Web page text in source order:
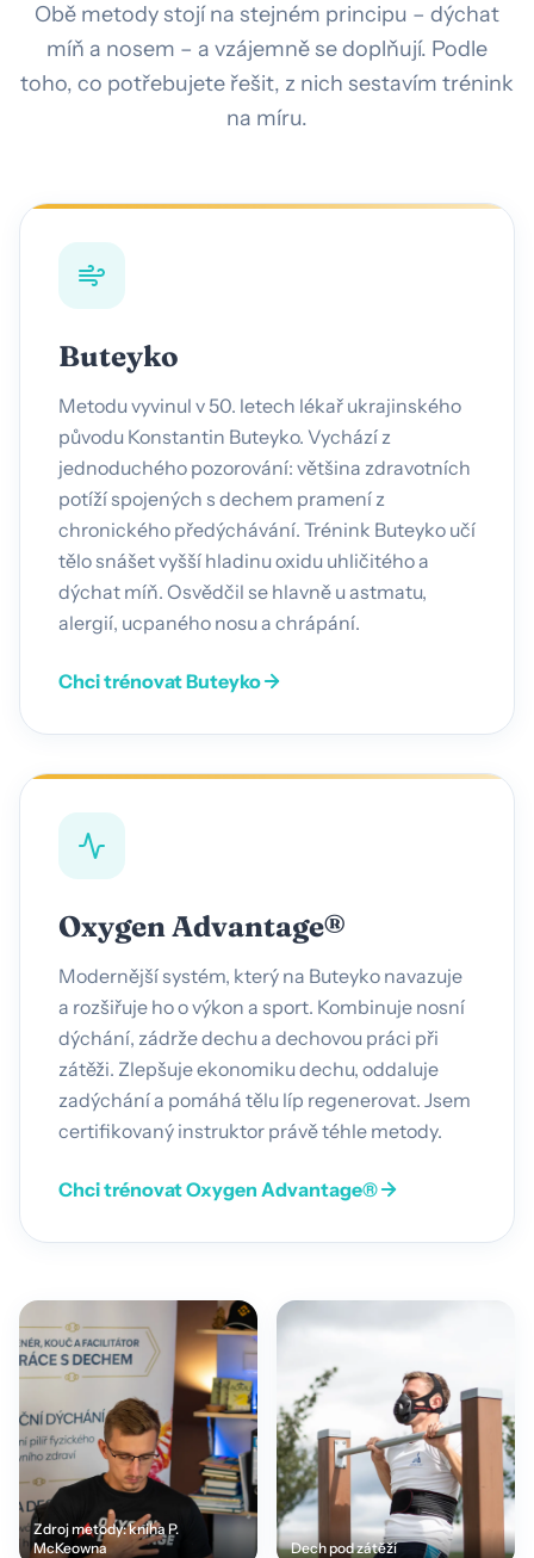
Obě metody stojí na stejném principu – dýchat
míň a nosem – a vzájemně se doplňují. Podle
toho, co potřebujete řešit, z nich sestavím trénink
na míru.
Buteyko
Metodu vyvinul v 50. letech lékař ukrajinského
původu Konstantin Buteyko. Vychází z
jednoduchého pozorování: většina zdravotních
potíží spojených s dechem pramení z
chronického předýchávání. Trénink Buteyko učí
tělo snášet vyšší hladinu oxidu uhličitého a
dýchat míň. Osvědčil se hlavně u astmatu,
alergií, ucpaného nosu a chrápání.
Chci trénovat Buteyko
Oxygen Advantage®
Modernější systém, který na Buteyko navazuje
a rozšiřuje ho o výkon a sport. Kombinuje nosní
dýchání, zádrže dechu a dechovou práci při
zátěži. Zlepšuje ekonomiku dechu, oddaluje
zadýchání a pomáhá tělu líp regenerovat. Jsem
certifikovaný instruktor právě téhle metody.
Chci trénovat Oxygen Advantage®
Zdroj metody: kniha P.
McKeowna
Dech pod zátěží